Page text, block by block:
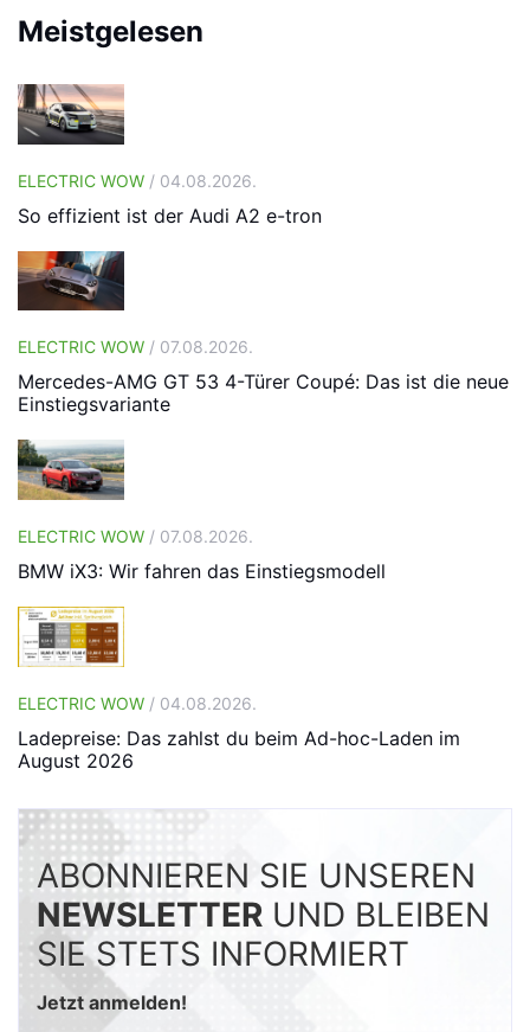
Meistgelesen
ELECTRIC WOW / 04.08.2026.
So effizient ist der Audi A2 e-tron
ELECTRIC WOW / 07.08.2026.
Mercedes-AMG GT 53 4-Türer Coupé: Das ist die neue
Einstiegsvariante
ELECTRIC WOW / 07.08.2026.
BMW iX3: Wir fahren das Einstiegsmodell
ELECTRIC WOW / 04.08.2026.
Ladepreise: Das zahlst du beim Ad-hoc-Laden im
August 2026
ABONNIEREN SIE UNSEREN
NEWSLETTER UND BLEIBEN
SIE STETS INFORMIERT
Jetzt anmelden!